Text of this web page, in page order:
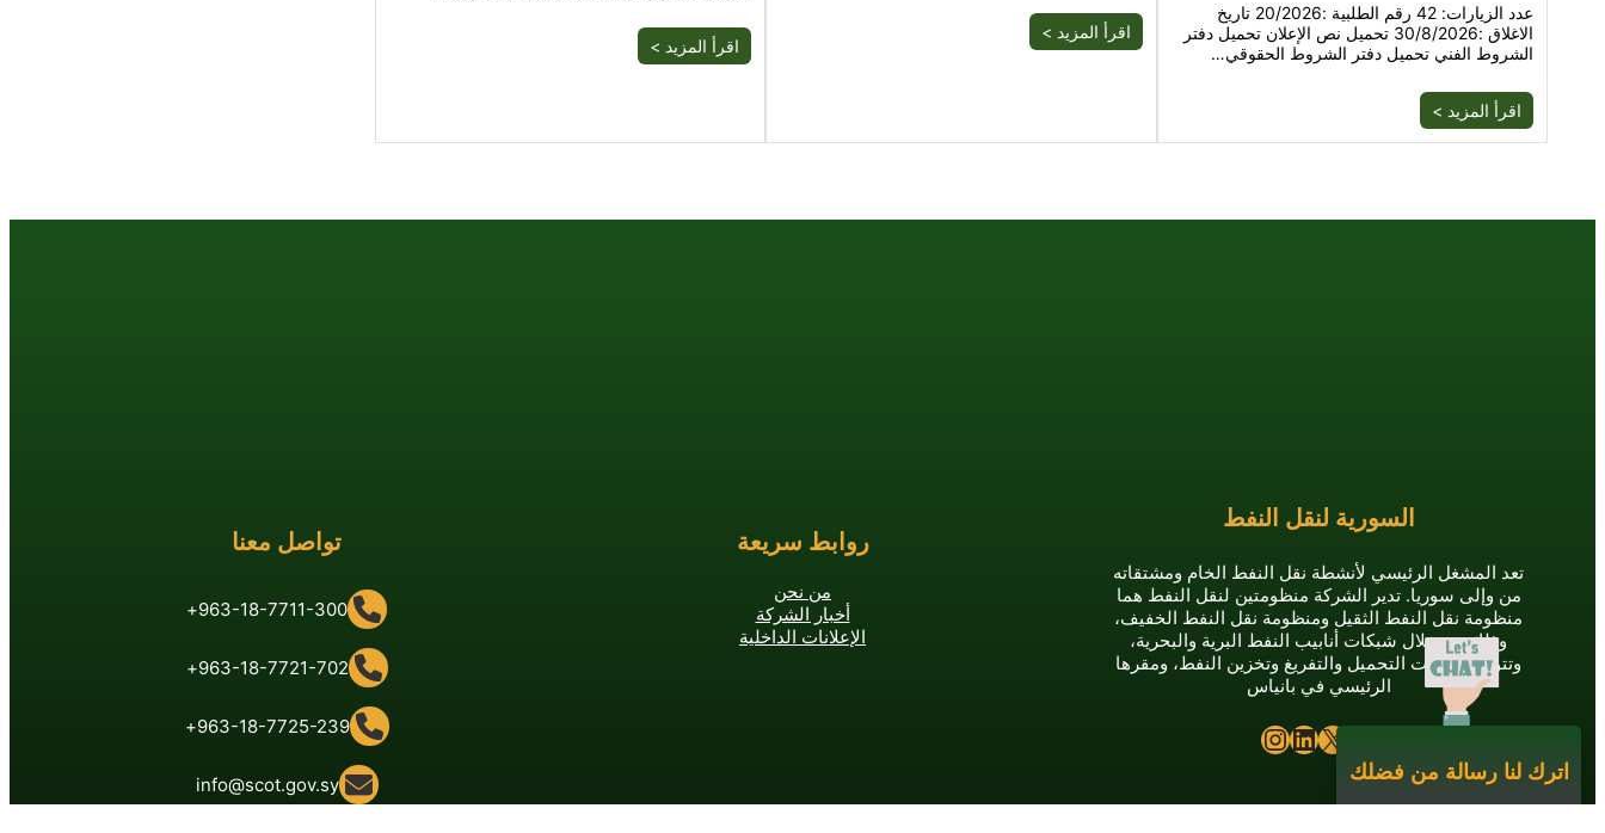
عدد الزيارات: 42 رقم الطلبية :20/2026 تاريخ
الاغلاق :30/8/2026 تحميل نص الإعلان تحميل دفتر
الشروط الفني تحميل دفتر الشروط الحقوقي…
اقرأ المزيد >
اقرأ المزيد >
اقرأ المزيد >
السورية لنقل النفط
تعد المشغل الرئيسي لأنشطة نقل النفط الخام ومشتقاته
من وإلى سوريا. تدير الشركة منظومتين لنقل النفط هما
منظومة نقل النفط الثقيل ومنظومة نقل النفط الخفيف،
وذلك من خلال شبكات أنابيب النفط البرية والبحرية،
وتتولى عمليات التحميل والتفريغ وتخزين النفط، ومقرها
الرئيسي في بانياس
Facebook
X
LinkedIn
Instagram
روابط سريعة
من نحن
أخبار الشركة
الإعلانات الداخلية
تواصل معنا
963-18-7711-300+
963-18-7721-702+
963-18-7725-239+
info@scot.gov.sy